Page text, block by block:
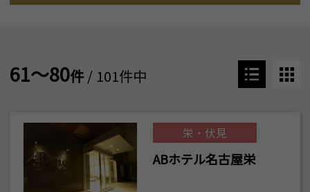
61～80件/ 101件中
栄・伏見
ABホテル名古屋栄